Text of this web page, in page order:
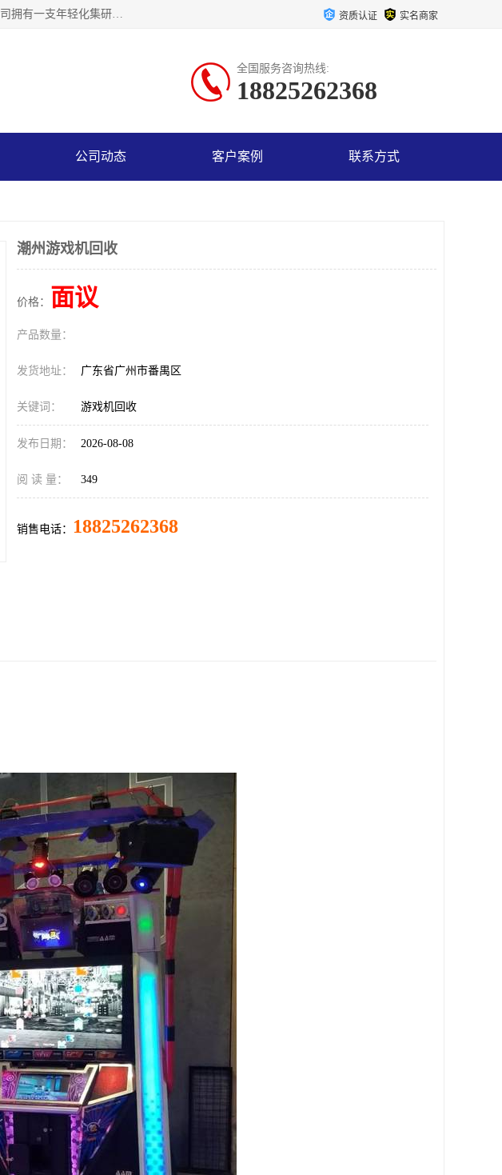
广州华耀动漫科技有限公司是一家集研发、生产、销售、娱乐场地合作经营于一体的动漫游戏公司。本公司拥有一支年轻化集研发生产到售后服务的队伍，及时地为客户提供、赚钱的产品。本公司以雄厚的实力、合理的价格、优良的服务与多家企业建立了长期的合作关系。热诚欢迎各界前来参观、考察、洽谈业务。目前公司经营的产品有：各种捕渔游戏机系列，大型模拟机系列、轮盘机系列、连线机系列、框体机系列、玛莉机系列等。 资质认证 实名商家
全国服务咨询热线:
18825262368
公司动态 客户案例 联系方式
潮州游戏机回收
价格： 面议
产品数量：
发货地址： 广东省广州市番禺区
关键词： 游戏机回收
发布日期： 2026-08-08
阅 读 量： 349
销售电话： 18825262368